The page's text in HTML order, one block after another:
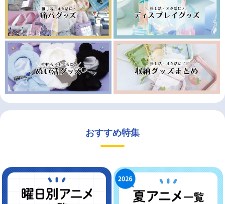
おすすめ特集